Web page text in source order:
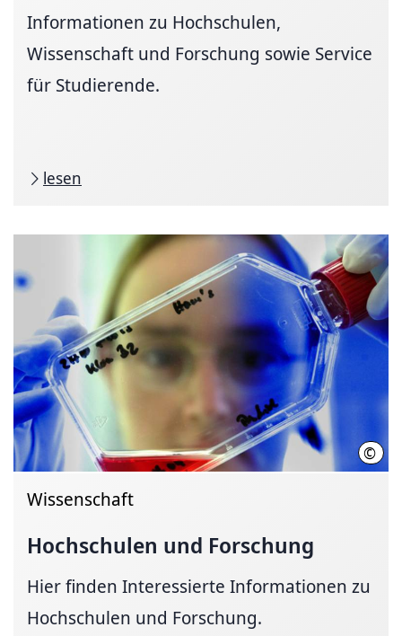
Informationen zu Hochschulen,
Wissenschaft und Forschung sowie Service
für Studierende.
lesen
©
Wissenschaft
Hochschulen und Forschung
Hier finden Interessierte Informationen zu
Hochschulen und Forschung.